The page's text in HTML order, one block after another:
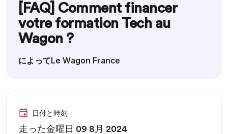
[FAQ] Comment financer
votre formation Tech au
Wagon ?
によってLe Wagon France
日付と時刻
走った金曜日 09 8月 2024